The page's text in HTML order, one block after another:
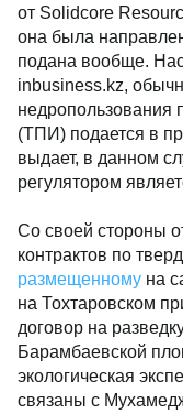
от Solidcore
она была
подана вообще.
inbusiness.kz,
(ТПИ) подается в
выдает, в данном
регулятором
Со своей стороны
контрактов по
размещенному на
на Тохтаровском
договор на
Барамбаевской
экологическая
связаны с